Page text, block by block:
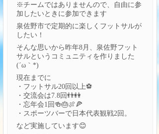
※チームではありませんので、自由に参
加したいときに参加できます
泉佐野市で定期的に楽しくフットサルが
したい！
そんな思いから昨年8月、泉佐野フット
サルというコミュニティを作りました
(´ω｀*)
現在までに
・フットサル20回以上⚽
・交流会は7.8回👬👭
・忘年会1回🍻🎂🍖🍕
・スポーツバーで日本代表観戦2回。
など実施しています😊